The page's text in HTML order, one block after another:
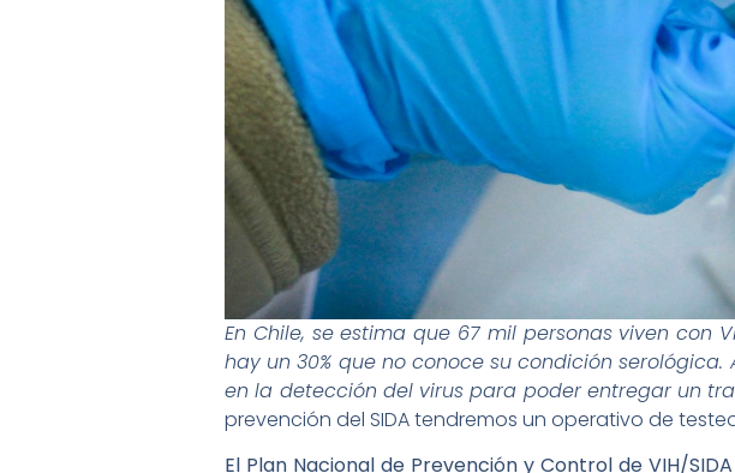
En Chile, se estima que 67 mil personas viven con
hay un 30% que no conoce su condición
en la detección del virus para poder entregar un
prevención del SIDA tendremos un operativo de
El Plan Nacional de Prevención y Control de VIH/SIDA